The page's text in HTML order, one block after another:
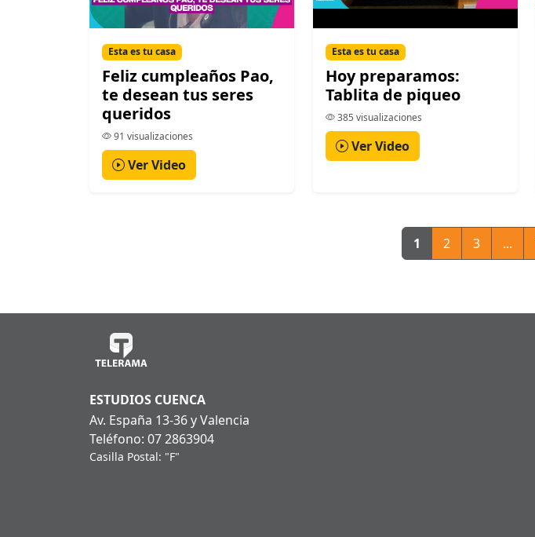
Esta es tu casa
Feliz cumpleaños Pao,
te desean tus seres
queridos
91 visualizaciones
Ver Video
Esta es tu casa
Hoy preparamos:
Tablita de piqueo
385 visualizaciones
Ver Video
1 2 3 ...
ESTUDIOS CUENCA
Av. España 13-36 y Valencia
Teléfono: 07 2863904
Casilla Postal: "F"